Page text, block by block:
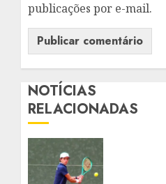
publicações por e-mail.
NOTÍCIAS
RELACIONADAS